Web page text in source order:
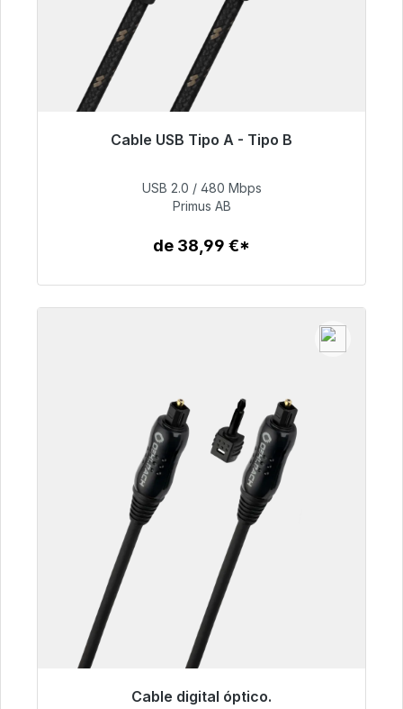
Cable USB Tipo A - Tipo B
Listo para envío inmediato, plazo de entrega
76,99 €
USB 2.0 / 480 Mbps
Primus AB
de 38,99 €*
Cable digital óptico.
Listo para envío inmediato, plazo de entrega